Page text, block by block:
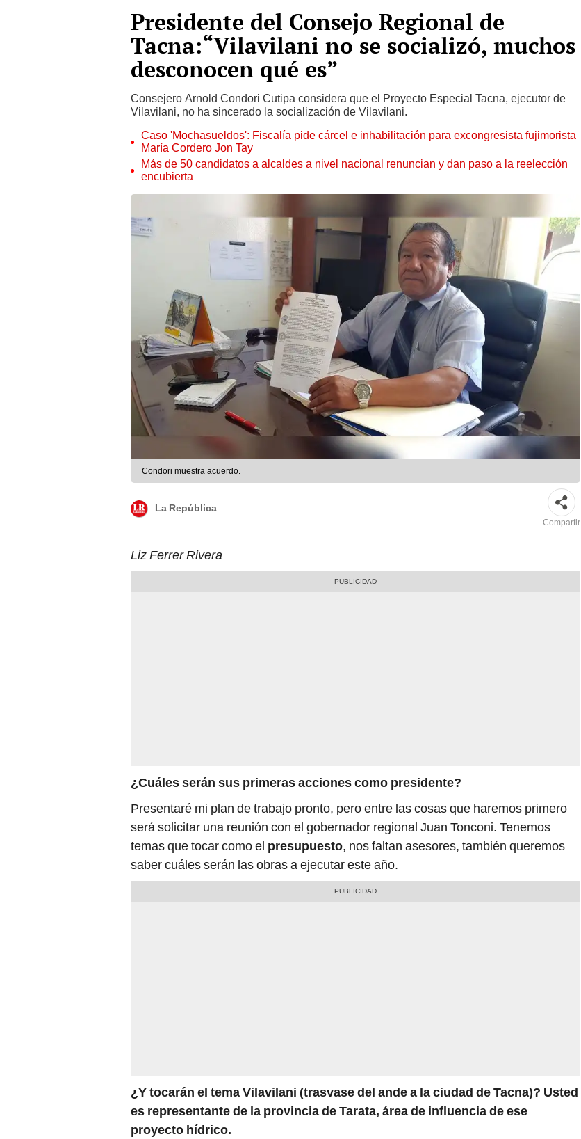
Presidente del Consejo Regional de
Tacna:“Vilavilani no se socializó, muchos
desconocen qué es”
Consejero Arnold Condori Cutipa considera que el Proyecto Especial Tacna, ejecutor de
Vilavilani, no ha sincerado la socialización de Vilavilani.
Caso 'Mochasueldos': Fiscalía pide cárcel e inhabilitación para excongresista fujimorista
María Cordero Jon Tay
Más de 50 candidatos a alcaldes a nivel nacional renuncian y dan paso a la reelección
encubierta
Condori muestra acuerdo.
La República
Compartir
Liz Ferrer Rivera
¿Cuáles serán sus primeras acciones como presidente?
Presentaré mi plan de trabajo pronto, pero entre las cosas que haremos primero
será solicitar una reunión con el gobernador regional Juan Tonconi. Tenemos
temas que tocar como el presupuesto, nos faltan asesores, también queremos
saber cuáles serán las obras a ejecutar este año.
¿Y tocarán el tema Vilavilani (trasvase del ande a la ciudad de Tacna)? Usted
es representante de la provincia de Tarata, área de influencia de ese
proyecto hídrico.